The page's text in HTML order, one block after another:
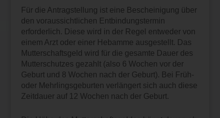
Für die Antragstellung ist eine Bescheinigung über
den voraussichtlichen Entbindungstermin
erforderlich. Diese wird in der Regel entweder von
einem Arzt oder einer Hebamme ausgestellt. Das
Mutterschaftsgeld wird für die gesamte Dauer des
Mutterschutzes gezahlt (also 6 Wochen vor der
Geburt und 8 Wochen nach der Geburt). Bei Früh-
oder Mehrlingsgeburten verlängert sich auch diese
Zeitdauer auf 12 Wochen nach der Geburt.